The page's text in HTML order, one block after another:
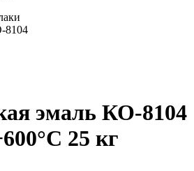
8104
эмаль КО-8104
25 кг